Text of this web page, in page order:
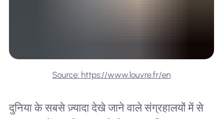
Source: https://www.louvre.fr/en
दुनिया के सबसे ज़्यादा देखे जाने वाले संग्रहालयों में से